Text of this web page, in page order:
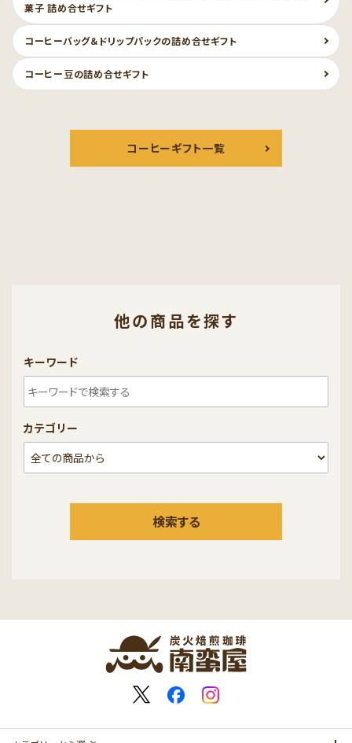
菓子 詰め合せギフト
コーヒーバッグ＆ドリップパックの詰め合せギフト
コーヒー豆の詰め合せギフト
コーヒーギフト一覧
他の商品を探す
キーワード
カテゴリー
検索する